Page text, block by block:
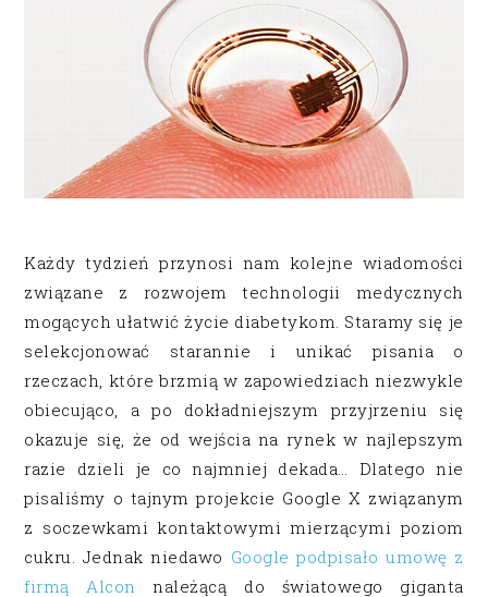
Każdy tydzień przynosi nam kolejne wiadomości
związane z rozwojem technologii medycznych
mogących ułatwić życie diabetykom. Staramy się je
selekcjonować starannie i unikać pisania o
rzeczach, które brzmią w zapowiedziach niezwykle
obiecująco, a po dokładniejszym przyjrzeniu się
okazuje się, że od wejścia na rynek w najlepszym
razie dzieli je co najmniej dekada… Dlatego nie
pisaliśmy o tajnym projekcie Google X związanym
z soczewkami kontaktowymi mierzącymi poziom
cukru. Jednak niedawo Google podpisało umowę z
firmą Alcon
należącą do światowego giganta